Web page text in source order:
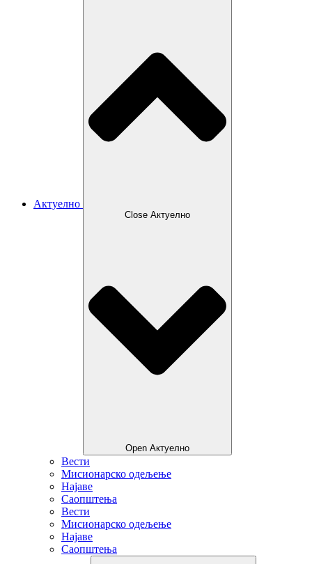
Актуелно
Close Актуелно
Open Актуелно
Вести
Мисионарско одељење
Најаве
Саопштења
Вести
Мисионарско одељење
Најаве
Саопштења